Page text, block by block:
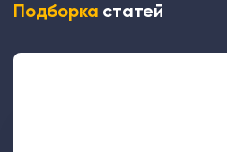
Подборка статей